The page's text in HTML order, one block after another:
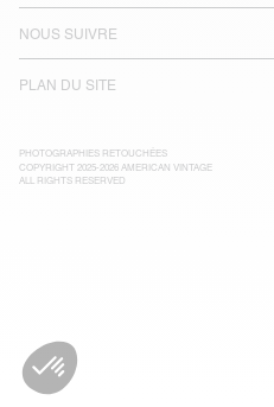
NOUS SUIVRE
PLAN DU SITE
PHOTOGRAPHIES RETOUCHÉES
COPYRIGHT 2025-2026 AMERICAN VINTAGE
ALL RIGHTS RESERVED